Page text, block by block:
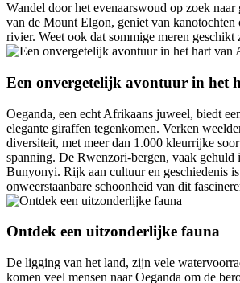
Wandel door het evenaarswoud op zoek
van de Mount Elgon, geniet van
rivier. Weet ook dat sommige meren geschikt
Een onvergetelijk avontuur in het
Oeganda, een echt Afrikaans juweel, biedt
elegante giraffen tegenkomen. Verken
diversiteit, met meer dan 1.000 kleurrijke
spanning. De Rwenzori-bergen, vaak gehuld
Bunyonyi. Rijk aan cultuur en geschiedenis
onweerstaanbare schoonheid van dit
Ontdek een uitzonderlijke fauna
De ligging van het land, zijn vele
komen veel mensen naar Oeganda om de